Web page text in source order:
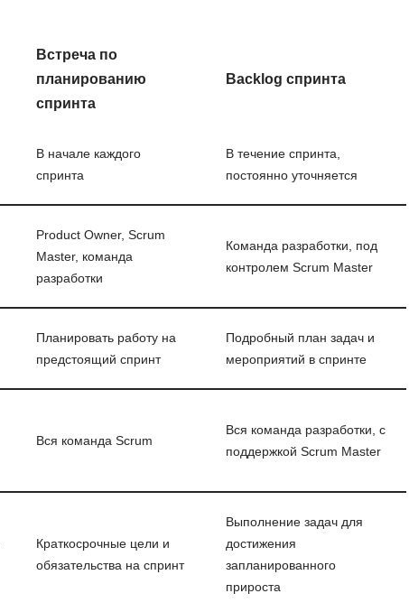
Встреча по
планированию
спринта
Backlog спринта
В начале каждого
спринта
В течение спринта,
постоянно уточняется
Product Owner, Scrum
Master, команда
разработки
Команда разработки, под
контролем Scrum Master
Планировать работу на
предстоящий спринт
Подробный план задач и
мероприятий в спринте
Вся команда Scrum
Вся команда разработки, с
поддержкой Scrum Master
Краткосрочные цели и
обязательства на спринт
Выполнение задач для
достижения
запланированного
прироста